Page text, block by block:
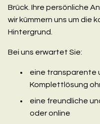
Brück. Ihre persönliche
wir kümmern uns um die
Hintergrund.
Bei uns erwartet Sie:
eine transparente
Komplettlösung
eine freundliche
oder online